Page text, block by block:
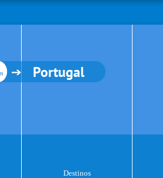
Portugal
Destinos